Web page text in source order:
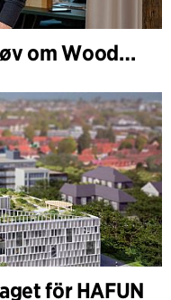
Q&A: Thue Borgen Hasløv om WoodHub
för HAFUN